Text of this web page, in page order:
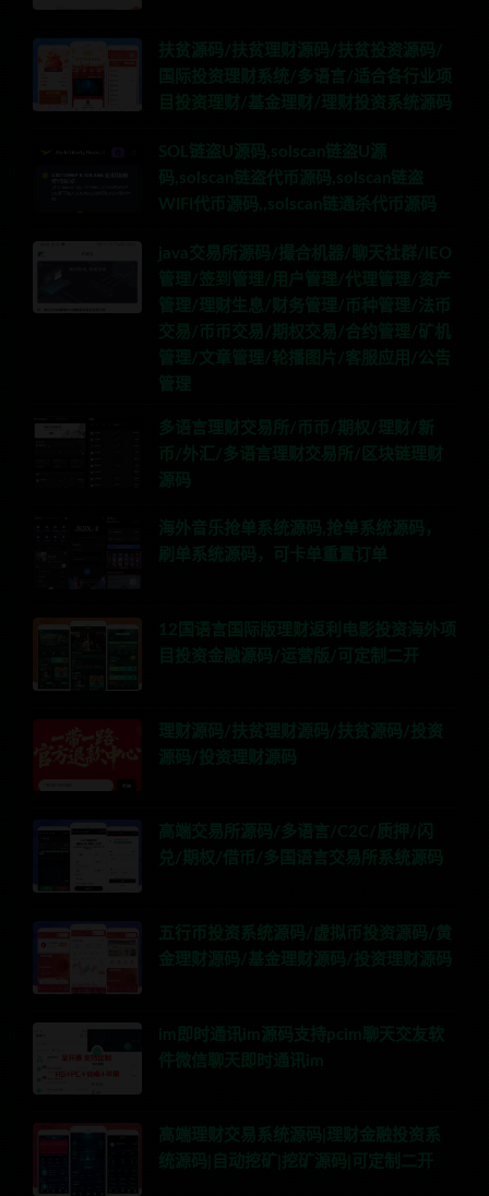
扶贫源码/扶贫理财源码/扶贫投资源码/
国际投资理财系统/多语言/适合各行业项
目投资理财/基金理财/理财投资系统源码
SOL链盗U源码,solscan链盗U源
码,solscan链盗代币源码,solscan链盗
WIFI代币源码,,solscan链通杀代币源码
java交易所源码/撮合机器/聊天社群/IEO
管理/签到管理/用户管理/代理管理/资产
管理/理财生息/财务管理/币种管理/法币
交易/币币交易/期权交易/合约管理/矿机
管理/文章管理/轮播图片/客服应用/公告
管理
多语言理财交易所/币币/期权/理财/新
币/外汇/多语言理财交易所/区块链理财
源码
海外音乐抢单系统源码,抢单系统源码，
刷单系统源码，可卡单重置订单
12国语言国际版理财返利电影投资海外项
目投资金融源码/运营版/可定制二开
理财源码/扶贫理财源码/扶贫源码/投资
源码/投资理财源码
高端交易所源码/多语言/C2C/质押/闪
兑/期权/借币/多国语言交易所系统源码
五行币投资系统源码/虚拟币投资源码/黄
金理财源码/基金理财源码/投资理财源码
im即时通讯im源码支持pcim聊天交友软
件微信聊天即时通讯im
高端理财交易系统源码|理财金融投资系
统源码|自动挖矿|挖矿源码|可定制二开